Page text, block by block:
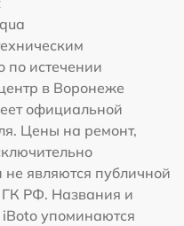
по истечении
в Воронеже
официальной
Цены на ремонт,
являются публичной
ГК РФ. Названия и
упоминаются